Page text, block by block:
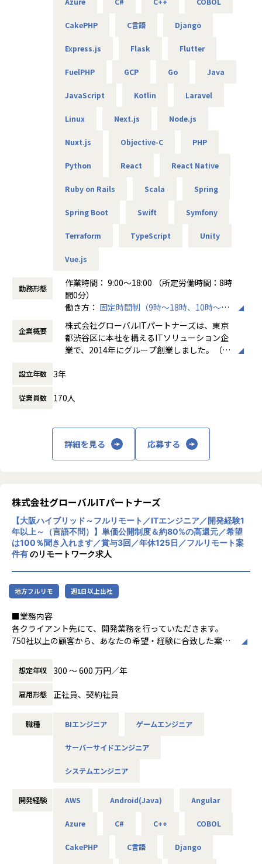
・大手企業のECサイト構築（C#、VB）
・販売管理システムの開発（COBOL、JCL）
・国税のインフラ環境構築（AWS、Azure、Linux、Window
・各種NW／DB／サーバ／設計・構築・運用・保守（cisco
・商船某大手会社向けのクラウドのセキュリティ強化活動
（Azure／AWS）
・クラウド環境構築（AWS／Terraform）
・メーカー向け仮想環境移行（VMware／Windows／Active
【案件選択制度】
広い分野を取り扱っているので、ご自身が本当にやりたい案
すので、ぜひ理想の案件にチャレンジしてください。
【単価公開／単価連動制度】
えて単価のおよそ80％をエンジニアへ還元する仕組みを導入
そうすることによって、
・案件の透明性の確保
・自身の市場価値の把握
・給与などの待遇面の向上
とができます。
■チーム組織構成
当社はこれからも「エンジニアファースト」な会社を目指
し、さまざまな改革を続けていきます。
＼ 先輩たちの入社理由 ／
□案件を自分で選びたい
□リモートワークに比重を置きたい
□自分のプライベートはしっかり確保したい
□もっと違う業界・分野のプロジェクトに挑戦したい
□今の収入に不満がある
そんな想いをもった先輩たちが
当社で充実したエンジニアライフを手に入れています！
気軽にご応募ください♪
※場合により、親会社での採用になる可能性もございます。
【業務の変更の範囲】
CakePHP C言語 Django
Express.js Flask Flutter
FuelPHP GCP Go Java
JavaScript Kotlin Laravel
Linux Next.js Node.js
Nuxt.js Objective-C PHP
Python React React Native
Ruby on Rails Scala Spring
Spring Boot Swift Symfony
Terraform TypeScript Unity
Vue.js
勤務形態
作業時間： 9:00～18:00 （所定労働時間：8時
間0分）
働き方： 固定時間制（9時～18時、10時～19
時など）
時間外労働の有無： 有（月平均3時間～15時
間）
休憩時間： 60分
企業概要
株式会社グローバルITパートナーズは、東京
都渋谷区に本社を構えるITソリューション企
業で、2014年にグループ創業しました。（連
ムエンジニアリングサービス（SES）、ソフ
で、AWSやAzureなどのクラウド構築から業
べる「案件選択制度」や報酬を透明化する
「単価公開制度」を導入し、キャリア形成を
重視。Udemy教材や資格取得支援などスキル
gether」を掲げています。
設立年数 3年
従業員数 170人
詳細を見る 応募する
株式会社グローバルITパートナーズ
【大阪ハイブリッド～フルリモート／ITエンジニア／開発経験1
年以上～（言語不問）】単価公開制度＆約80%の高還元／希望
は100％聞き入れます／賞与3回／年休125日／フルリモート案
件有のリモートワーク求人
地方フルリモ 週1日以上出社
■業務内容
各クライアント先にて、開発業務を行っていただきます。
750社以上の顧客から、あなたの希望・経験に合致した案件
＜案件例＞
・基幹系システムの開発支援（Java、TypeScript、Sprin
g、Vue.js）
・電力系営業システムの開発（Java、VB.net、VBA）
・MuleSoft開発（Java、SQL、Salesforce）
・車載電池ECUシステムの開発（C）
／FortiGate）
（Azure／AWS）
・メーカー向け仮想環境移行（VMware／Windows／Active
想定年収 300 〜 600 万円／年
雇用形態 正社員、契約社員
職種 BIエンジニア ゲームエンジニア
サーバーサイドエンジニア
システムエンジニア
開発経験 AWS Android(Java) Angular
Azure C# C++ COBOL
CakePHP C言語 Django